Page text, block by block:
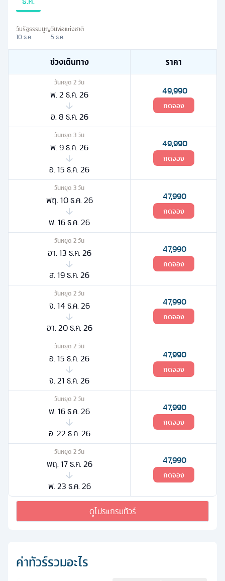
วันรัฐธรรมนูญ
10 ธ.ค.
วันพ่อแห่งชาติ
5 ธ.ค.
ช่วงเดินทาง ราคา
วันหยุด 2วัน
พ. 2 ธ.ค. 26
อ. 8 ธ.ค. 26
49,990
กดจอง
วันหยุด 3วัน
พ. 9 ธ.ค. 26
อ. 15 ธ.ค. 26
49,990
กดจอง
วันหยุด 3วัน
พฤ. 10 ธ.ค. 26
พ. 16 ธ.ค. 26
47,990
กดจอง
วันหยุด 2วัน
อา. 13 ธ.ค. 26
ส. 19 ธ.ค. 26
47,990
กดจอง
วันหยุด 2วัน
จ. 14 ธ.ค. 26
อา. 20 ธ.ค. 26
47,990
กดจอง
วันหยุด 2วัน
อ. 15 ธ.ค. 26
จ. 21 ธ.ค. 26
47,990
กดจอง
วันหยุด 2วัน
พ. 16 ธ.ค. 26
อ. 22 ธ.ค. 26
47,990
กดจอง
วันหยุด 2วัน
พฤ. 17 ธ.ค. 26
พ. 23 ธ.ค. 26
47,990
กดจอง
ดูโปรแกรมทัวร์
ค่าทัวร์รวมอะไร